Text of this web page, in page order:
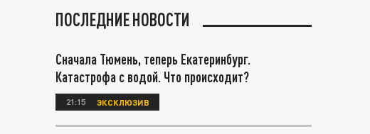
ПОСЛЕДНИЕ НОВОСТИ
Сначала Тюмень, теперь Екатеринбург.
Катастрофа с водой. Что происходит?
21:15 ЭКСКЛЮЗИВ